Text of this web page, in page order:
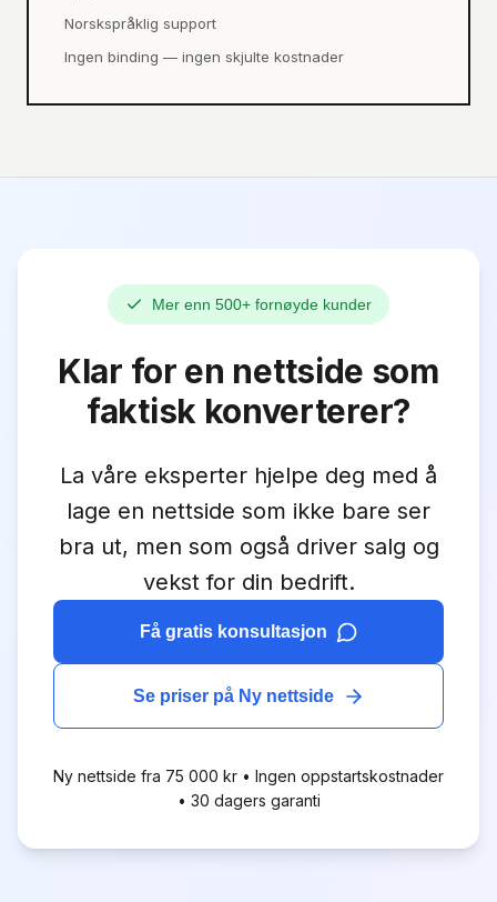
Norskspråklig support
Ingen binding — ingen skjulte kostnader
Mer enn 500+ fornøyde kunder
Klar for en nettside som
faktisk konverterer?
La våre eksperter hjelpe deg med å
lage en nettside som ikke bare ser
bra ut, men som også driver salg og
vekst for din bedrift.
Få gratis konsultasjon
Se priser på Ny nettside
Ny nettside fra 75 000 kr • Ingen oppstartskostnader
• 30 dagers garanti